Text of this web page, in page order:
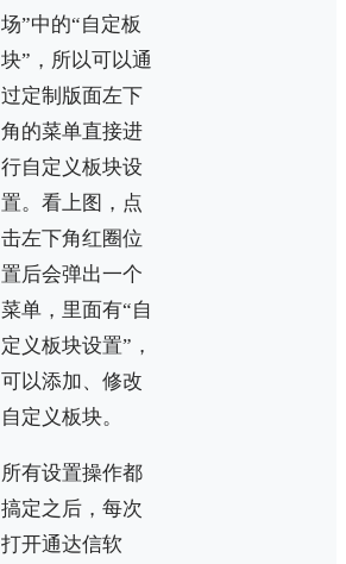
场”中的“自定板
块”，所以可以通
过定制版面左下
角的菜单直接进
行自定义板块设
置。看上图，点
击左下角红圈位
置后会弹出一个
菜单，里面有“自
定义板块设置”，
可以添加、修改
自定义板块。
所有设置操作都
搞定之后，每次
打开通达信软